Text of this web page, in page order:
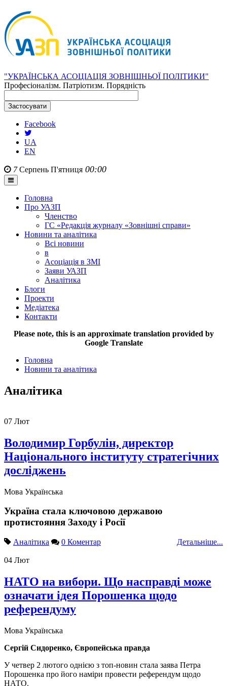
"УКРАЇНСЬКА АСОЦІАЦІЯ ЗОВНІШНЬОЇ ПОЛІТИКИ"
Професіоналізм. Патріотизм. Порядність
Facebook
UA
EN
7Серпень П'ятниця 00:00
Головна
Про УАЗП
Членство
ГС «Редакція журналу «Зовнішні справи»
Новини та аналітика
Всі новини
в
Асоціація в ЗМІ
Заяви УАЗП
Аналітика
Блоги
Проекти
Медіатека
Контакти
Please note, this is an approximate translation provided by
Google Translate
Головна
Новини та аналітика
Аналітика
07 Лют
Володимир Горбулін, директор
Національного інституту стратегічних
досліджень
Мова Українська
Україна стала ключовою державою
протистояння Заходу і Росії
Аналітика 0 Коментар Детальніше...
04 Лют
НАТО на вибори. Що насправді може
означати ідея Порошенка щодо
референдуму
Мова Українська
Сергій Сидоренко, Європейська правда
У четвер 2 лютого однією з топ-новин стала заява Петра
Порошенка про його наміри провести референдум щодо
НАТО.